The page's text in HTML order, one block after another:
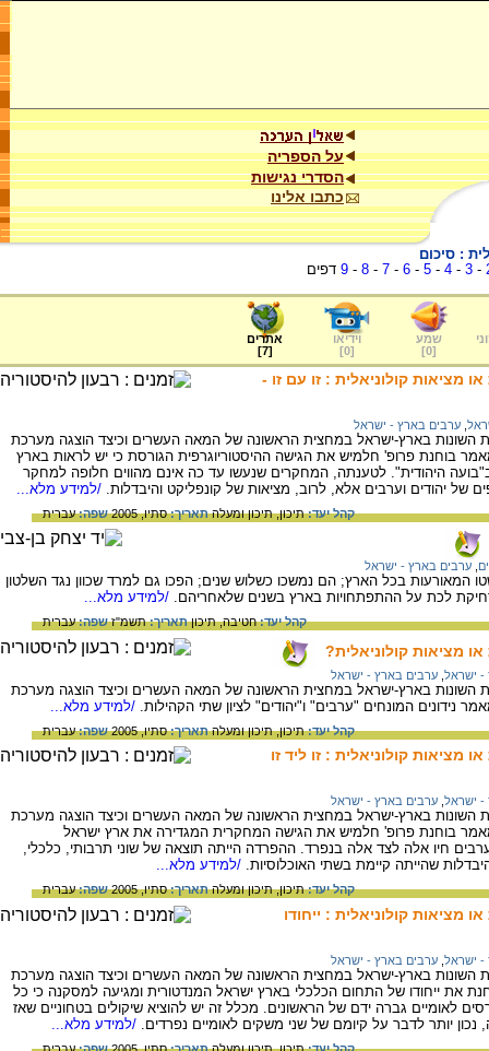
על הספריה
הסדרי נגישות
כתבו אלינו
: סיכום
-
3
-
4
-
5
-
6
-
7
-
8
-
9 דפים
שמע
[
0
]
וידיאו
[
0
]
אתרים
[
7
]
מציאות קולוניאלית : זו עם זו -
ערבים בארץ - ישראל
השונות בארץ-ישראל במחצית הראשונה של המאה העשרים וכיצד הוצגה מערכת
בוחנת פרופ' חלמיש את הגישה ההיסטוריוגרפית הגורסת כי יש לראות בארץ
היהודית". לטענתה, המחקרים שנעשו עד כה אינם מהווים חלופה למחקר
של יהודים וערבים אלא, לרוב, מציאות של קונפליקט והיבדלות. /למידע מלא...
קהל יעד:תיכון,תיכון ומעלהתאריך:סתיו, 2005 שפה:עברית
ערבים בארץ - ישראל
לעבר התפשטו המאורעות בכל הארץ; הם נמשכו כשלוש שנים; הפכו גם למרד שכוון נגד השלטון
לכת על ההתפתחויות בארץ בשנים שלאחריהם. /למידע מלא...
קהל יעד:חטיבה,תיכוןתאריך:תשמ"זשפה:עברית
מציאות קולוניאלית?
- ישראל ערבים בארץ - ישראל
השונות בארץ-ישראל במחצית הראשונה של המאה העשרים וכיצד הוצגה מערכת
נידונים המונחים "ערבים" ו"יהודים" לציון שתי הקהילות. /למידע מלא...
קהל יעד:תיכון,תיכון ומעלהתאריך:סתיו, 2005 שפה:עברית
קולוניאלית : זו ליד זו
- ישראל ערבים בארץ - ישראל
השונות בארץ-ישראל במחצית הראשונה של המאה העשרים וכיצד הוצגה מערכת
בוחנת פרופ' חלמיש את הגישה המחקרית המגדירה את ארץ ישראל
חיו אלה לצד אלה בנפרד. ההפרדה הייתה תוצאה של שוני תרבותי, כלכלי,
שהייתה קיימת בשתי האוכלוסיות. /למידע מלא...
קהל יעד:תיכון,תיכון ומעלהתאריך:סתיו, 2005 שפה:עברית
מציאות קולוניאלית : ייחודו
- ישראל ערבים בארץ - ישראל
השונות בארץ-ישראל במחצית הראשונה של המאה העשרים וכיצד הוצגה מערכת
את ייחודו של התחום הכלכלי בארץ ישראל המנדטורית ומגיעה למסקנה כי כל
לאומיים גברה ידם של הראשונים. מכלל זה יש להוציא שיקולים בטחוניים שאז
יותר לדבר על קיומם של שני משקים לאומיים נפרדים. /למידע מלא...
קהל יעד:תיכון,תיכון ומעלהתאריך:סתיו, 2005 שפה:עברית